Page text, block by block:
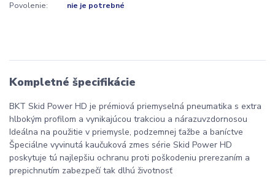
Povolenie: nie je potrebné
Kompletné špecifikácie
BKT Skid Power HD je prémiová priemyselná pneumatika s extra
hlbokým profilom a vynikajúcou trakciou a nárazuvzdornosou
Ideálna na použitie v priemysle, podzemnej ťažbe a baníctve
Špeciálne vyvinutá kaučuková zmes série Skid Power HD
poskytuje tú najlepšiu ochranu proti poškodeniu prerezaním a
prepichnutím zabezpečí tak dlhú životnosť